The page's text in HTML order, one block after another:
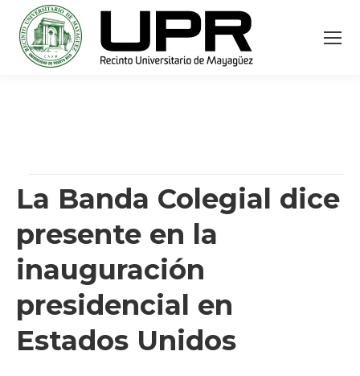
La Banda Colegial dice
presente en la
inauguración
presidencial en
Estados Unidos